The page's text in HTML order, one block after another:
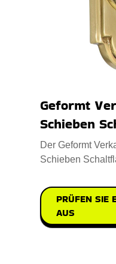
Geformt
Schieben
Der Geformt
Schieben
PRÜFEN SIE
AUS